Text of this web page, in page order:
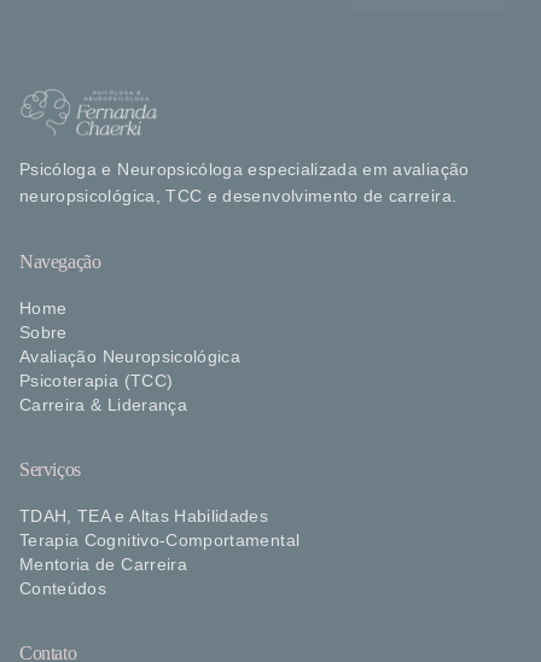
Psicóloga e Neuropsicóloga especializada em avaliação
neuropsicológica, TCC e desenvolvimento de carreira.
Navegação
Home
Sobre
Avaliação Neuropsicológica
Psicoterapia (TCC)
Carreira & Liderança
Serviços
TDAH, TEA e Altas Habilidades
Terapia Cognitivo-Comportamental
Mentoria de Carreira
Conteúdos
Contato